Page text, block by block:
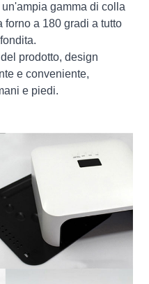
gamma di colla
forno a 180 gradi a tutto
prodotto, design
e conveniente,
e piedi.